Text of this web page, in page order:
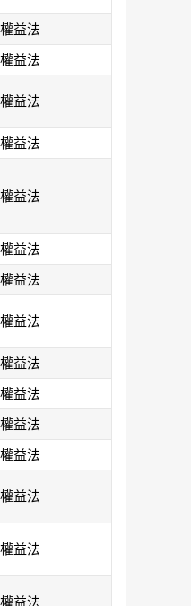
權益法
權益法
權益法
權益法
權益法
權益法
權益法
權益法
權益法
權益法
權益法
權益法
權益法
權益法
權益法